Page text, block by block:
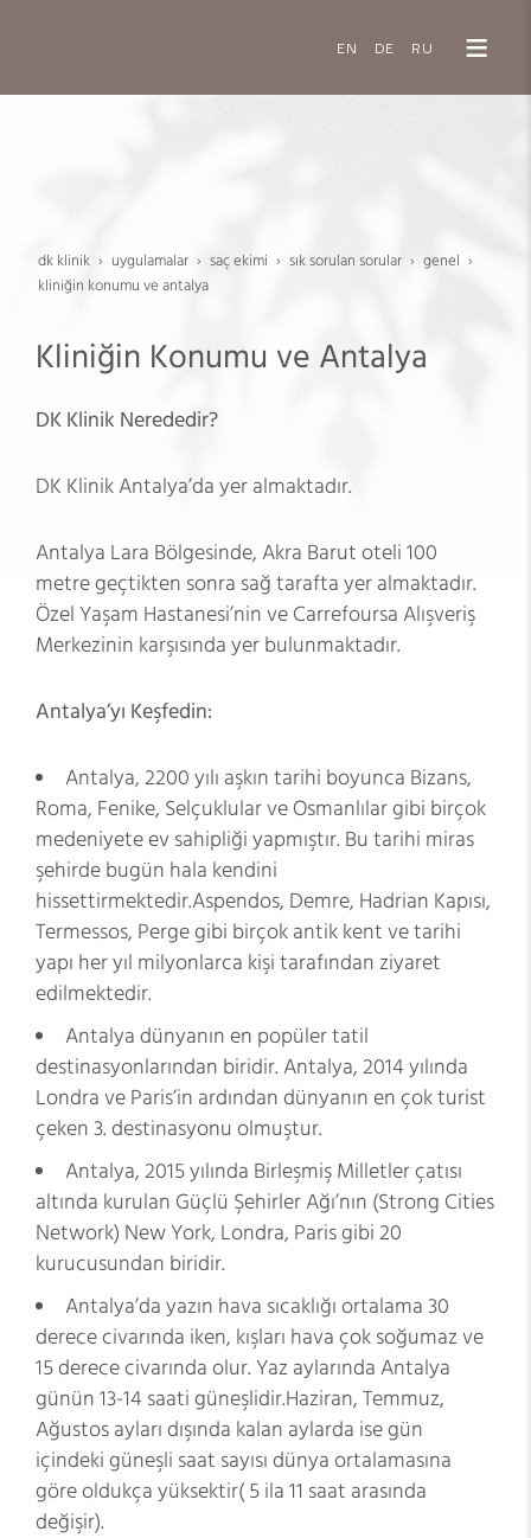
EN DE RU
dk klinik uygulamalar saç eki̇mi̇ sik sorulan sorular
genel
kliniğin konumu ve antalya
Kliniğin Konumu ve Antalya
DK Klinik Nerededir?
DK Klinik Antalya’da yer almaktadır.
Antalya Lara Bölgesinde, Akra Barut oteli 100
metre geçtikten sonra sağ tarafta yer almaktadır.
Özel Yaşam Hastanesi’nin ve Carrefoursa Alışveriş
Merkezinin karşısında yer bulunmaktadır.
Antalya’yı Keşfedin:
Antalya, 2200 yılı aşkın tarihi boyunca Bizans,
Roma, Fenike, Selçuklular ve Osmanlılar gibi birçok
medeniyete ev sahipliği yapmıştır. Bu tarihi miras
şehirde bugün hala kendini
hissettirmektedir.Aspendos, Demre, Hadrian Kapısı,
Termessos, Perge gibi birçok antik kent ve tarihi
yapı her yıl milyonlarca kişi tarafından ziyaret
edilmektedir.
Antalya dünyanın en popüler tatil
destinasyonlarından biridir. Antalya, 2014 yılında
Londra ve Paris’in ardından dünyanın en çok turist
çeken 3. destinasyonu olmuştur.
Antalya, 2015 yılında Birleşmiş Milletler çatısı
altında kurulan Güçlü Şehirler Ağı’nın (Strong Cities
Network) New York, Londra, Paris gibi 20
kurucusundan biridir.
Antalya’da yazın hava sıcaklığı ortalama 30
derece civarında iken, kışları hava çok soğumaz ve
15 derece civarında olur. Yaz aylarında Antalya
günün 13-14 saati güneşlidir.Haziran, Temmuz,
Ağustos ayları dışında kalan aylarda ise gün
içindeki güneşli saat sayısı dünya ortalamasına
göre oldukça yüksektir( 5 ila 11 saat arasında
değişir).